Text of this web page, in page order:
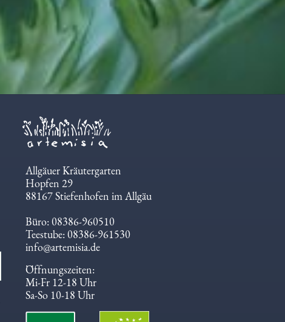
Allgäuer Kräutergarten
Hopfen 29
88167 Stiefenhofen im Allgäu
Büro: 08386-960510
Teestube: 08386-961530
info@artemisia.de
Öffnungszeiten:
Mi-Fr 12-18 Uhr
Sa-So 10-18 Uhr